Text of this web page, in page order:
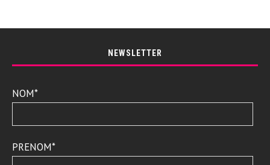
NEWSLETTER
NOM*
PRENOM*